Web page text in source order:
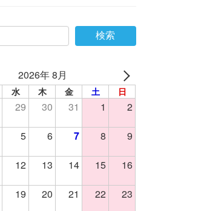
検索
2026年 8月
水 木 金 土 日
29 30 31 1 2
5 6 7 8 9
12 13 14 15 16
19 20 21 22 23